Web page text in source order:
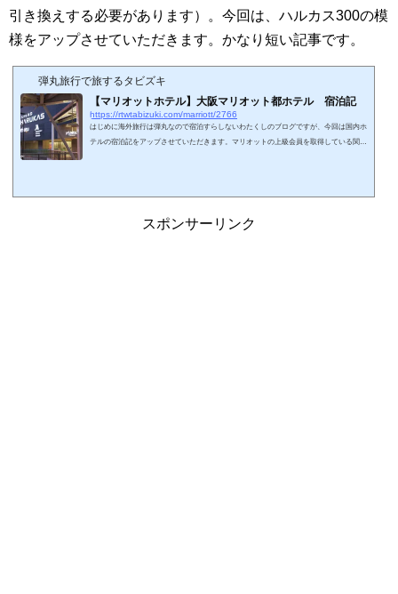
引き換えする必要があります）。今回は、ハルカス300の模
様をアップさせていただきます。かなり短い記事です。
弾丸旅行で旅するタビズキ
【マリオットホテル】大阪マリオット都ホテル 宿泊記
https://rtwtabizuki.com/marriott/2766
はじめに海外旅行は弾丸なので宿泊すらしないわたくしのブログですが、今回は国内ホ
テルの宿泊記をアップさせていただきます。マリオットの上級会員を取得している関係
（あべのハルカスの展望台58～60階...
スポンサーリンク